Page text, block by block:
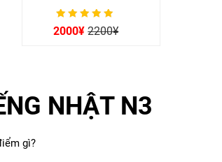
Được xếp hạng
0
2000¥ 2200¥
NHẬT N3
gì?